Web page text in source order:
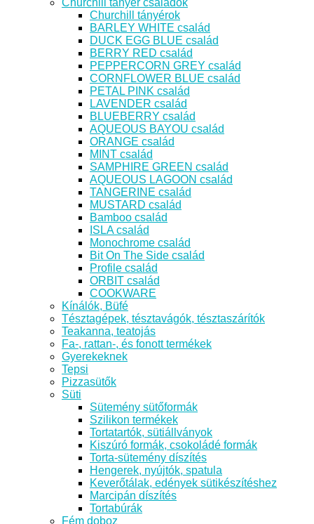
Churchill tányérok
BARLEY WHITE család
DUCK EGG BLUE család
BERRY RED család
PEPPERCORN GREY család
CORNFLOWER BLUE család
PETAL PINK család
LAVENDER család
BLUEBERRY család
AQUEOUS BAYOU család
ORANGE család
MINT család
SAMPHIRE GREEN család
AQUEOUS LAGOON család
TANGERINE család
MUSTARD család
Bamboo család
ISLA család
Monochrome család
Bit On The Side család
Profile család
ORBIT család
COOKWARE
Kínálók, Büfé
Tésztagépek, tésztavágók, tésztaszárítók
Teakanna, teatojás
Fa-, rattan-, és fonott termékek
Gyerekeknek
Tepsi
Pizzasütők
Süti
Sütemény sütőformák
Szilikon termékek
Tortatartók, sütiállványok
Kiszúró formák, csokoládé formák
Torta-sütemény díszítés
Hengerek, nyújtók, spatula
Keverőtálak, edények sütikészítéshez
Marcipán díszítés
Tortabúrák
Fém doboz